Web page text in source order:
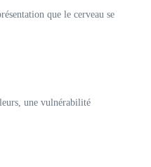
que le cerveau se
une vulnérabilité